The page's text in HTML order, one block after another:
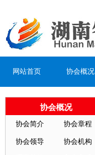
网站首页 协会概况
协会概况
协会简介 协会章程
协会领导 协会机构